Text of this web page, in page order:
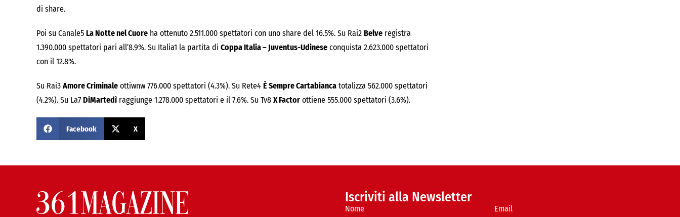
di share.
Poi su Canale5 La Notte nel Cuore ha ottenuto 2.511.000 spettatori con uno share del 16.5%. Su Rai2 Belve registra
1.390.000 spettatori pari all’8.9%. Su Italia1 la partita di Coppa Italia – Juventus-Udinese conquista 2.623.000 spettatori
con il 12.8%.
Su Rai3 Amore Criminale ottiwnw 776.000 spettatori (4.3%). Su Rete4 È Sempre Cartabianca totalizza 562.000 spettatori
(4.2%). Su La7 DiMartedì raggiunge 1.278.000 spettatori e il 7.6%. Su Tv8 X Factor ottiene 555.000 spettatori (3.6%).
Facebook X
Iscriviti alla Newsletter
Nome Email